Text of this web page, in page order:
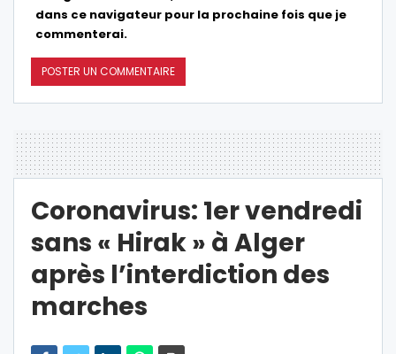
dans ce navigateur pour la prochaine fois que je
commenterai.
Coronavirus: 1er vendredi
sans « Hirak » à Alger
après l’interdiction des
marches